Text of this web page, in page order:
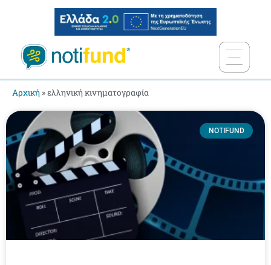
Αρχική »ελληνική κινηματογραφία
NOTIFUND